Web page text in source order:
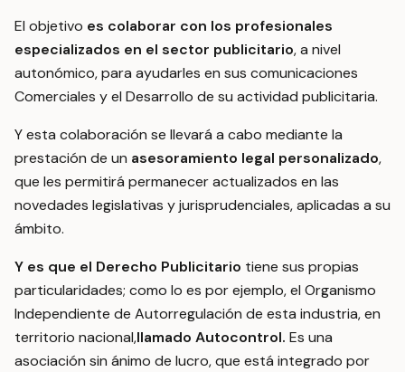
El objetivo es colaborar con los profesionales
especializados en el sector publicitario, a nivel
autonómico, para ayudarles en sus comunicaciones
Comerciales y el Desarrollo de su actividad publicitaria.
Y esta colaboración se llevará a cabo mediante la
prestación de un asesoramiento legal personalizado,
que les permitirá permanecer actualizados en las
novedades legislativas y jurisprudenciales, aplicadas a su
ámbito.
Y es que el Derecho Publicitario tiene sus propias
particularidades; como lo es por ejemplo, el Organismo
Independiente de Autorregulación de esta industria, en
territorio nacional,llamado Autocontrol. Es una
asociación sin ánimo de lucro, que está integrado por